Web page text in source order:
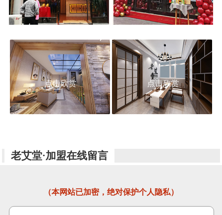
点击欣赏 点击欣赏
老艾堂·加盟在线留言
（本网站已加密，绝对保护个人隐私）